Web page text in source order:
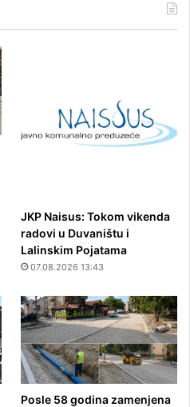
JKP Naisus: Tokom vikenda
radovi u Duvaništu i
Lalinskim Pojatama
07.08.2026 13:43
Posle 58 godina zamenjena